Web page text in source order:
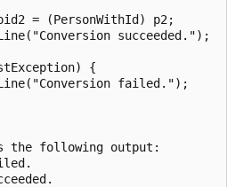
= (PersonWithId) p2;
succeeded.");
{
failed.");
the following output: